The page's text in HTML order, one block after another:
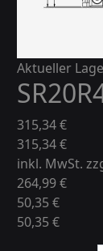
Aktueller
315,34 €
315,34 €
inkl. MwSt.
264,99 €
50,35 €
50,35 €